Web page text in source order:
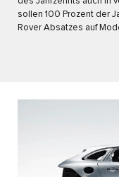
sollen 100 Prozent der
Rover Absatzes auf